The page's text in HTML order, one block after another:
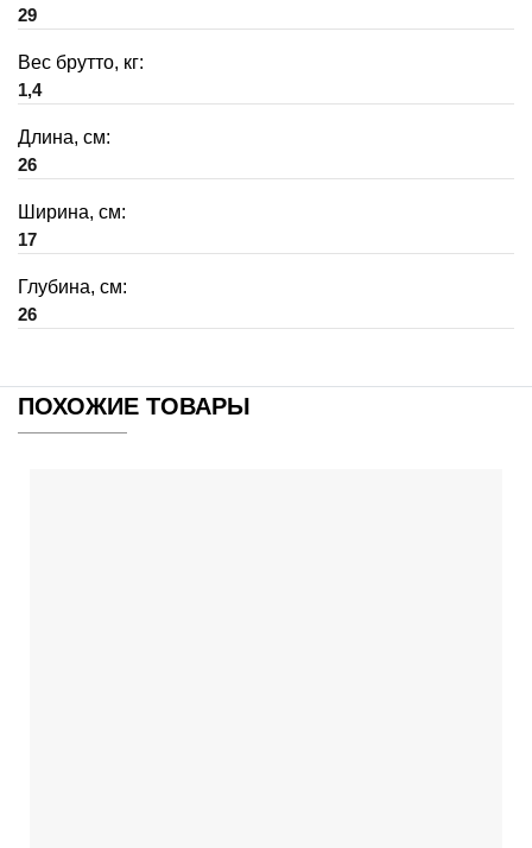
29
Вес брутто, кг:
1,4
Длина, см:
26
Ширина, см:
17
Глубина, см:
26
ПОХОЖИЕ ТОВАРЫ